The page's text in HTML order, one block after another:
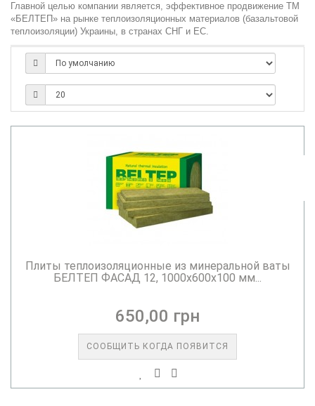
Главной целью компании является, эффективное продвижение ТМ
«БЕЛТЕП» на рынке теплоизоляционных материалов (базальтовой
теплоизоляции) Украины, в странах СНГ и ЕС.
Плиты теплоизоляционные из минеральной ваты
БЕЛТЕП ФАСАД 12, 1000х600х100 мм...
650,00 грн
СООБЩИТЬ КОГДА ПОЯВИТСЯ